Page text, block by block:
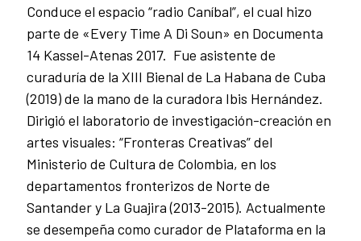
Conduce el espacio “radio Caníbal”, el cual hizo
parte de «Every Time A Di Soun» en Documenta
14 Kassel-Atenas 2017. Fue asistente de
curaduría de la XIII Bienal de La Habana de Cuba
(2019) de la mano de la curadora Ibis Hernández.
Dirigió el laboratorio de investigación-creación en
artes visuales: “Fronteras Creativas” del
Ministerio de Cultura de Colombia, en los
departamentos fronterizos de Norte de
Santander y La Guajira (2013-2015). Actualmente
se desempeña como curador de Plataforma en la